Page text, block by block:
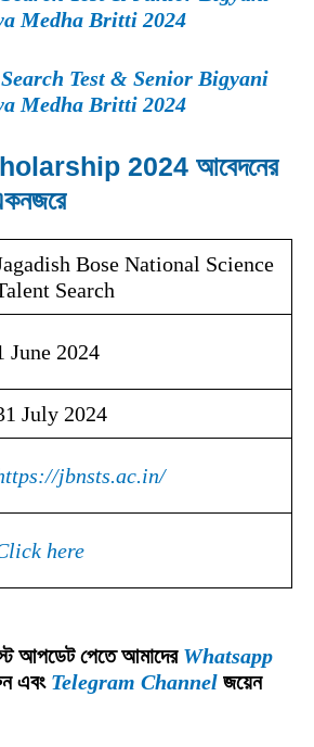
Medha Britti 2024
Test & Senior Bigyani
Medha Britti 2024
2024 আবেদনের
Bose National Science
Search
June 2024
July 2024
jbnsts.ac.in/
here
আপডেট পেতে আমাদের Whatsapp
এবং Telegram Channel জয়েন